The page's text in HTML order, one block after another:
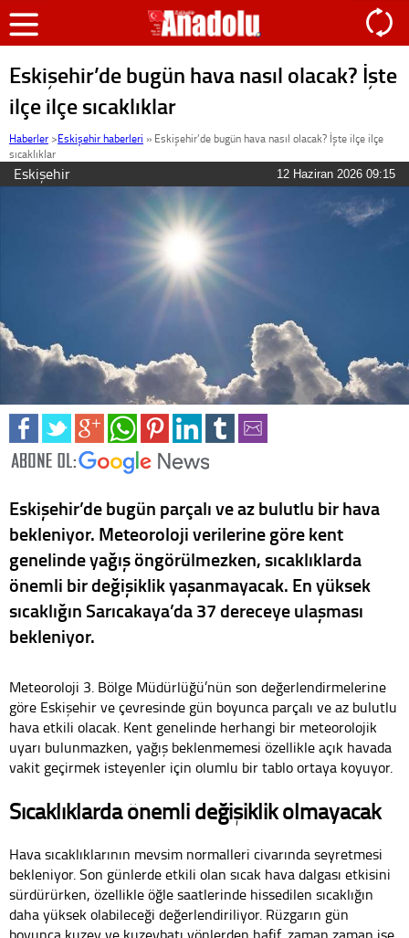
Eskişehir’de bugün hava nasıl olacak? İşte
ilçe ilçe sıcaklıklar
Haberler >Eskişehir haberleri » Eskişehir’de bugün hava nasıl olacak? İşte ilçe ilçe
sıcaklıklar
Eskişehir 12 Haziran 2026 09:15
Eskişehir’de bugün parçalı ve az bulutlu bir hava
bekleniyor. Meteoroloji verilerine göre kent
genelinde yağış öngörülmezken, sıcaklıklarda
önemli bir değişiklik yaşanmayacak. En yüksek
sıcaklığın Sarıcakaya’da 37 dereceye ulaşması
bekleniyor.
Meteoroloji 3. Bölge Müdürlüğü’nün son değerlendirmelerine
göre Eskişehir ve çevresinde gün boyunca parçalı ve az bulutlu
hava etkili olacak. Kent genelinde herhangi bir meteorolojik
uyarı bulunmazken, yağış beklenmemesi özellikle açık havada
vakit geçirmek isteyenler için olumlu bir tablo ortaya koyuyor.
Sıcaklıklarda önemli değişiklik olmayacak
Hava sıcaklıklarının mevsim normalleri civarında seyretmesi
bekleniyor. Son günlerde etkili olan sıcak hava dalgası etkisini
sürdürürken, özellikle öğle saatlerinde hissedilen sıcaklığın
daha yüksek olabileceği değerlendiriliyor. Rüzgarın gün
boyunca kuzey ve kuzeybatı yönlerden hafif, zaman zaman ise